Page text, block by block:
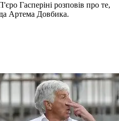
Гасперіні розповів про те,
Артема Довбика.